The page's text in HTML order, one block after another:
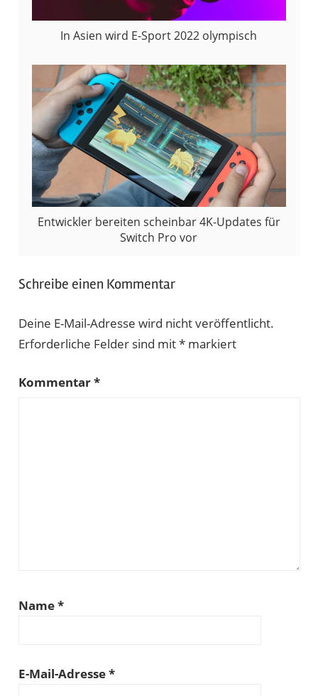
In Asien wird E-Sport 2022 olympisch
Entwickler bereiten scheinbar 4K-Updates für
Switch Pro vor
Schreibe einen Kommentar
Deine E-Mail-Adresse wird nicht veröffentlicht.
Erforderliche Felder sind mit*markiert
Kommentar*
Name*
E-Mail-Adresse*